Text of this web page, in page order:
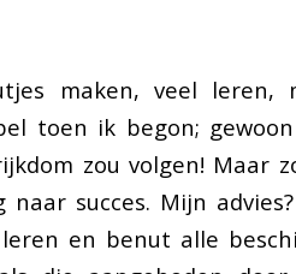
maken, veel leren,
toen ik begon;
zou volgen! Maar
succes. Mijn
en benut alle